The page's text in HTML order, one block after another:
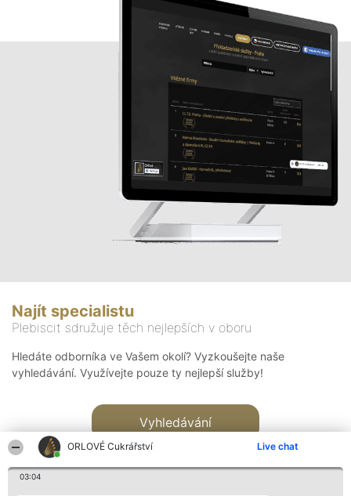
ORLOVÉ Cukrářství Live chat
03:04
Najít specialistu
Plebiscit sdružuje těch nejlepších v oboru
Hledáte odborníka ve Vašem okolí? Vyzkoušejte naše
vyhledávání. Využívejte pouze ty nejlepší služby!
Vyhledávání